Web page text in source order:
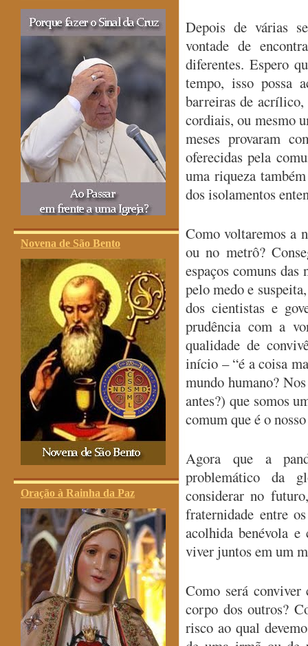
Novena de São Bento
Oração à Rainha da Paz
Depois de várias
vontade de
diferentes. Espero
tempo, isso possa
barreiras de acrílico,
cordiais, ou mesmo
meses provaram
oferecidas pela
uma riqueza
dos isolamentos
Como voltaremos a
ou no metrô?
espaços comuns das
pelo medo e
dos cientistas e
prudência com a
qualidade de
início – “é a coisa
mundo humano?
antes?) que somos
comum que é o
Agora que a
problemático da
considerar no
fraternidade entre
acolhida benévola e
viver juntos em um
Como será
corpo dos outros?
risco ao qual